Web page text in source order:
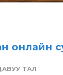
онлайн
ТАЛ